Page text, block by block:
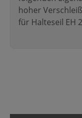
hoher
für Halteseil EH